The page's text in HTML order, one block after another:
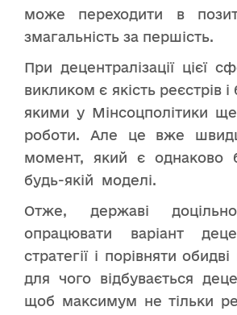
може переходити в
змагальність за першість.
При децентралізації цієї
викликом є якість реєстрів
якими у Мінсоцполітики
роботи. Але це вже
момент, який є однаково
будь-якій моделі.
Отже, державі
опрацювати варіант
стратегії і порівняти
для чого відбувається
щоб максимум не тільки